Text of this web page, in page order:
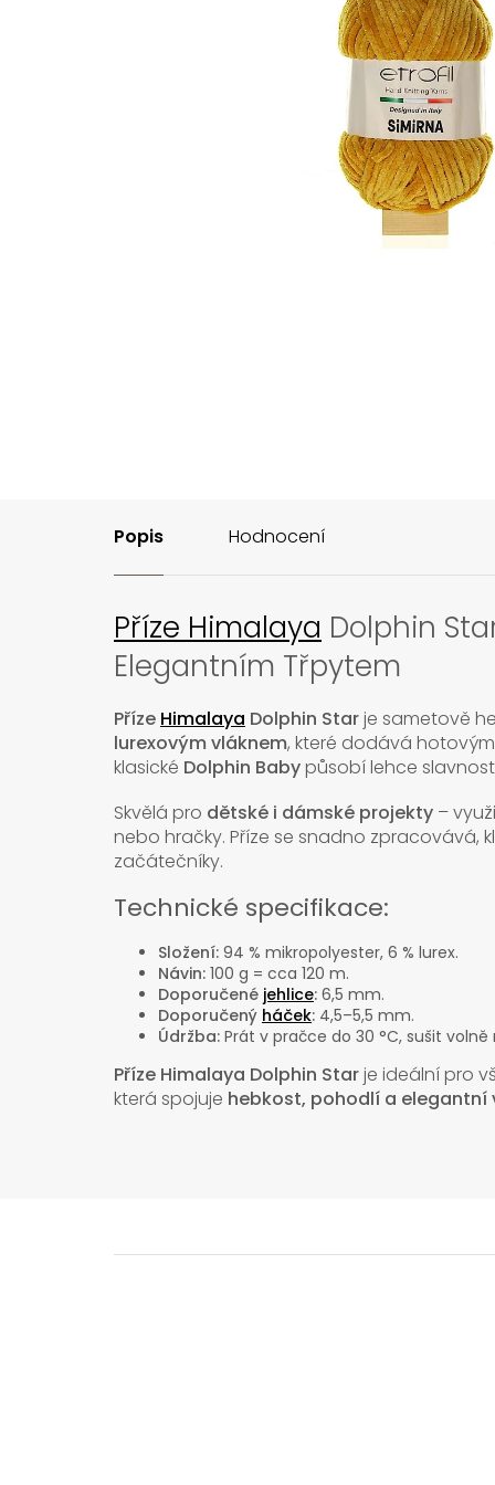
Popis Hodnocení
Příze Himalaya Dolphin
Elegantním Třpytem
Příze Himalaya Dolphin Starje sametově
lurexovým vláknem, které dodává
klasické Dolphin Babypůsobí lehce
Skvělá pro dětské i dámské projekty –
nebo hračky. Příze se snadno zpracovává,
začátečníky.
Technické specifikace:
Složení: 94 % mikropolyester, 6 % lurex.
Návin: 100 g = cca 120 m.
Doporučené jehlice: 6,5 mm.
Doporučený háček: 4,5–5,5 mm.
Údržba: Prát v pračce do 30 °C, sušit volně
Příze Himalaya Dolphin Starje ideální pro
která spojuje hebkost, pohodlí a elegantní